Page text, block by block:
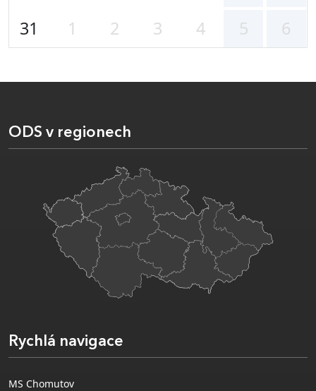
31
1 2 3 4 5 6
ODS v regionech
Rychlá navigace
MS Chomutov